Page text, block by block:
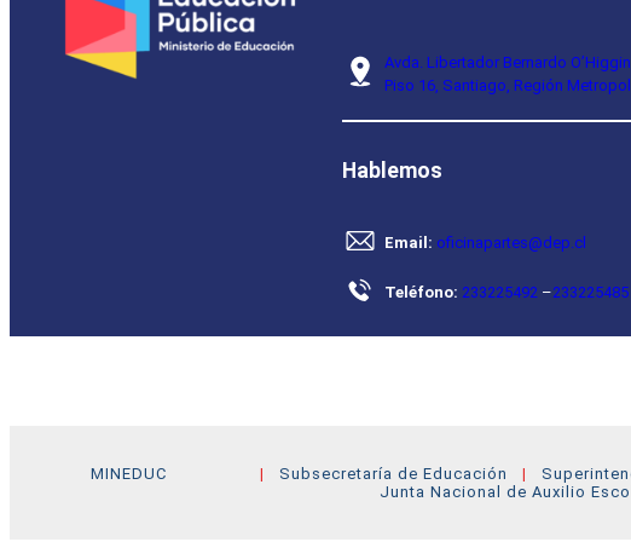
Avda. Libertador Bernardo
Piso 16, Santiago, Región
Hablemos
Email: oficinapartes@dep.cl
Teléfono: 233225492 –233225485
MINEDUC Subsecretaría de Educación
Junta Nacional de Auxilio